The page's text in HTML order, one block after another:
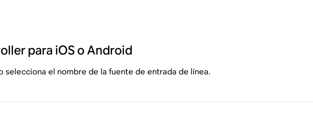
para iOS o Android
selecciona el nombre de la fuente de entrada de línea.